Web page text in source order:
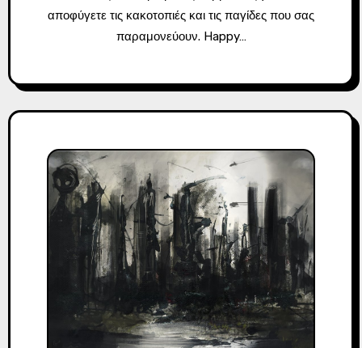
αποφύγετε τις κακοτοπιές και τις παγίδες που σας
παραμονεύουν. Happy…